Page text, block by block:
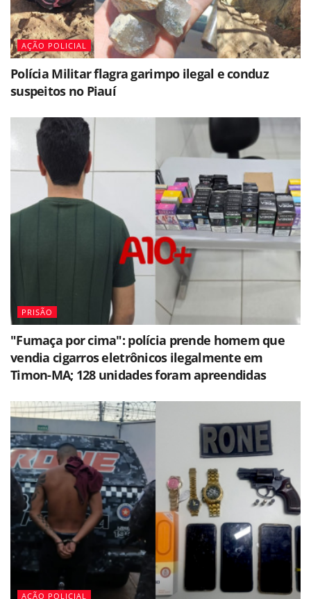
AÇÃO POLICIAL
Polícia Militar flagra garimpo ilegal e conduz
suspeitos no Piauí
PRISÃO
"Fumaça por cima": polícia prende homem que
vendia cigarros eletrônicos ilegalmente em
Timon-MA; 128 unidades foram apreendidas
AÇÃO POLICIAL